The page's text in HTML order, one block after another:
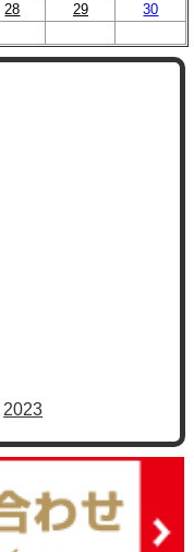
28 29
30
2023